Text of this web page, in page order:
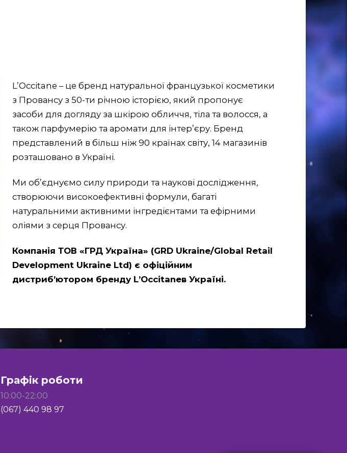
L’Occitane – це бренд натуральної французької косметики
з Провансу з 50-ти річною історією, який пропонує
засоби для догляду за шкірою обличчя, тіла та волосся, а
також парфумерію та аромати для інтер’єру. Бренд
представлений в більш ніж 90 країнах світу, 14 магазинів
розташовано в Україні.
Ми об’єднуємо силу природи та наукові дослідження,
створюючи високоефективні формули, багаті
натуральними активними інгредієнтами та ефірними
оліями з серця Провансу.
Компанія ТОВ «ГРД Україна» (GRD Ukraine/Global Retail
Development Ukraine Ltd) є офіційним
дистриб’ютором бренду L’Occitaneв Україні.
Графік роботи
10:00-22:00
(067) 440 98 97